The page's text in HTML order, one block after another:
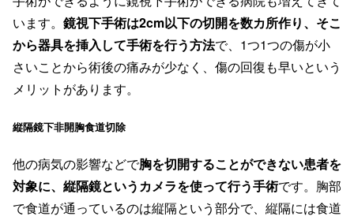
います。 鏡視下手術は2cm以下の切開を数カ所作り、そこ
から器具を挿入して手術を行う方法で、1つ1つの傷が小
さいことから術後の痛みが少なく、傷の回復も早いという
メリットがあります。
縦隔鏡下非開胸食道切除
他の病気の影響などで胸を切開することができない患者を
対象に、縦隔鏡というカメラを使って行う手術です。胸部
で食道が通っているのは縦隔という部分で、縦隔には食道